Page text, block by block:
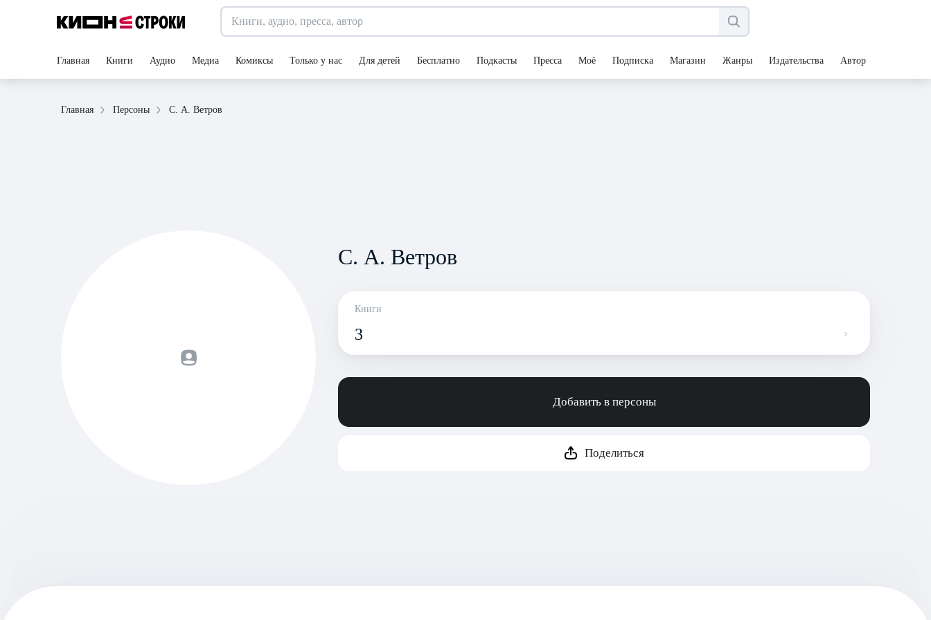
Главная Книги Аудио Медиа Комиксы Только у нас Для детей Бесплатно Подкасты Пресса Моё Подписка Магазин Жанры Издательства Авторы
Главная Персоны С. А. Ветров
С. А. Ветров
Книги
3
Добавить в персоны
Поделиться